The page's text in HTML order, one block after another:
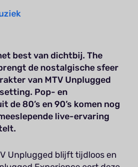
best van dichtbij. The
de nostalgische sfeer
van MTV Unplugged
Pop- en
de 80’s en 90’s komen nog
live-ervaring
Unplugged blijft tijdloos en